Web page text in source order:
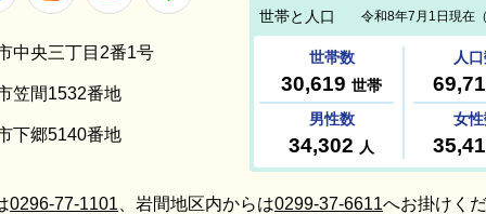
中央三丁目2番1号
笠間1532番地
下郷5140番地
0296-77-1101 、岩間地区内からは0299-37-6611へお掛けく